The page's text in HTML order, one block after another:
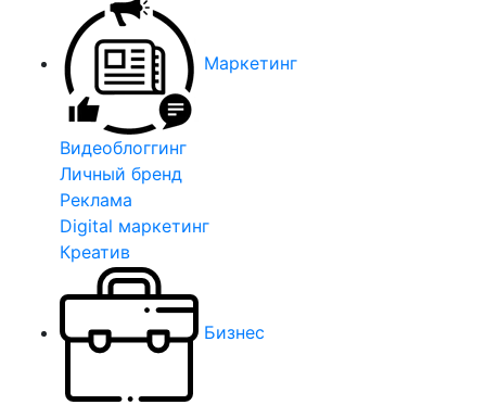
Маркетинг
Видеоблоггинг
Личный бренд
Реклама
Digital маркетинг
Креатив
Бизнес